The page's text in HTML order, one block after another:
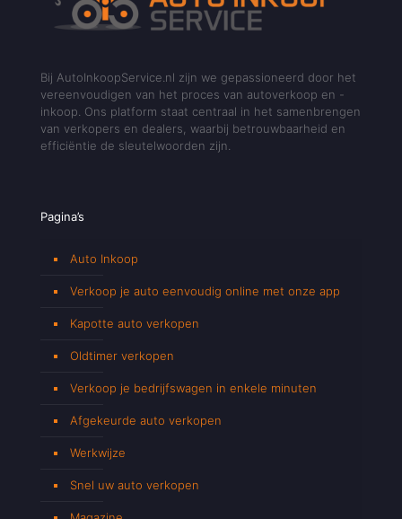
Bij AutoInkoopService.nl zijn we gepassioneerd door het
vereenvoudigen van het proces van autoverkoop en -
inkoop. Ons platform staat centraal in het samenbrengen
van verkopers en dealers, waarbij betrouwbaarheid en
efficiëntie de sleutelwoorden zijn.
Pagina’s
Auto Inkoop
Verkoop je auto eenvoudig online met onze app
Kapotte auto verkopen
Oldtimer verkopen
Verkoop je bedrijfswagen in enkele minuten
Afgekeurde auto verkopen
Werkwijze
Snel uw auto verkopen